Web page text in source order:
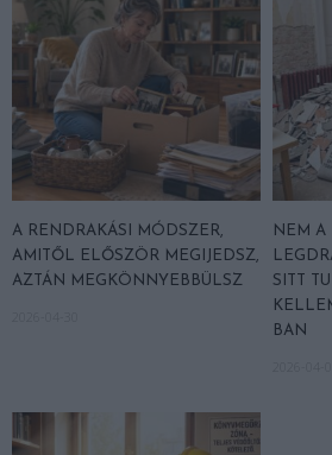
A RENDRAKÁSI MÓDSZER,
AMITŐL ELŐSZÖR MEGIJEDSZ,
AZTÁN MEGKÖNNYEBBÜLSZ
NEM A
SITT
BAN